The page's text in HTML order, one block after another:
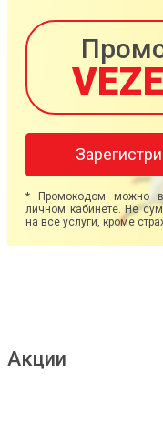
* Промокодом можно
личном кабинете. Не
на все услуги, кроме
Акции